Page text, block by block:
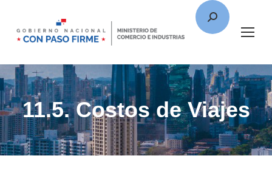
11.5. Costos de Viajes